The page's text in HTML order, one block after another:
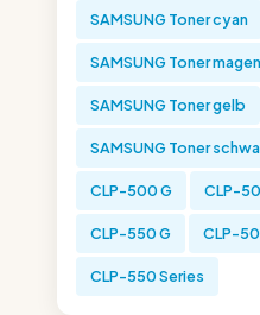
SAMSUNG Toner cyan
SAMSUNG Toner
SAMSUNG Toner gelb
SAMSUNG Toner
CLP-500 G CLP-
CLP-550 G CLP-
CLP-550 Series